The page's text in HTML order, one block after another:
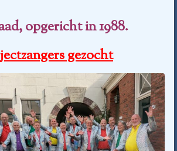
opgericht in 1988.
gezocht